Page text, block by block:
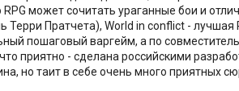
может сочитать ураганные бои и
Пратчета), World in conflict -
пошаговый варгейм, а по
приятно - сделана российскими
но таит в себе очень много приятных